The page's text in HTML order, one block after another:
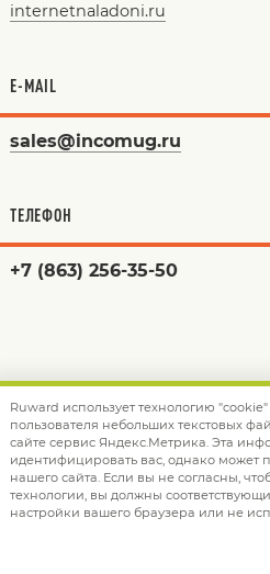
internetnaladoni.ru
E-MAIL
sales@incomug.ru
ТЕЛЕФОН
+7 (863) 256-35-50
РОСТОВ-НА-ДОНУ
344010 г. Ростов-на-
Ruward использует технологию
пользователя небольших текстовых
сайте сервис Яндекс.Метрика. Эта
идентифицировать вас, однако может
нашего сайта. Если вы не согласны,
технологии, вы должны
настройки вашего браузера или не